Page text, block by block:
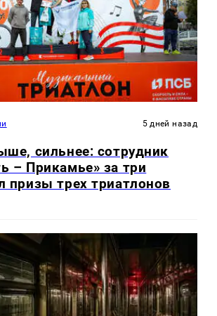
5 дней назад
сильнее: сотрудник
– Прикамье» за три
призы трех триатлонов